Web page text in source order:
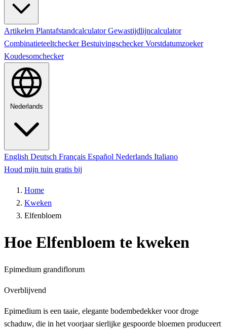
Artikelen PlantafstandcalculatorGewastijdlijncalculator
CombinatieteeltcheckerBestuivingscheckerVorstdatumzoeker
Koudesomchecker
Nederlands
English Deutsch Français Español Nederlands Italiano
Houd mijn tuin gratis bij
Home
Kweken
Elfenbloem
Hoe Elfenbloem te kweken
Epimedium grandiflorum
Overblijvend
Epimedium is een taaie, elegante bodembedekker voor droge
schaduw, die in het voorjaar sierlijke gespoorde bloemen produceert